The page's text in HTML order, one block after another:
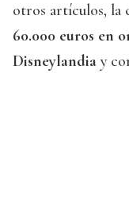
otros artículos, la
60.000 euros en
Disneylandia y